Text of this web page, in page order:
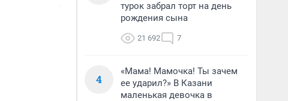
турок забрал торт на день
рождения сына
21 692 7
4
«Мама! Мамочка! Ты зачем
ее ударил?» В Казани
маленькая девочка в